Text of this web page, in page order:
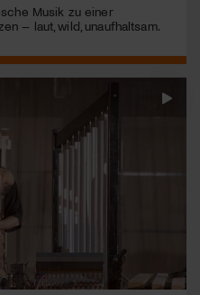
Musik zu einer
– laut, wild, unaufhaltsam.